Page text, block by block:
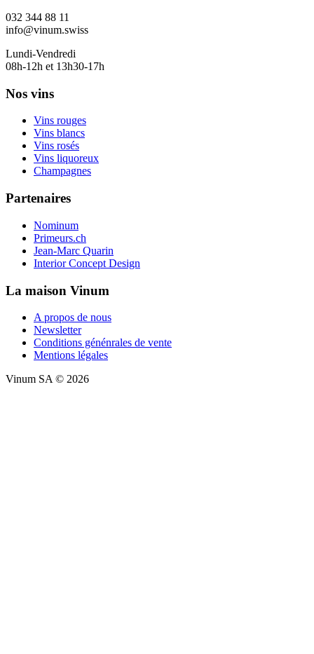
032 344 88 11
info@vinum.swiss
Lundi-Vendredi
08h-12h et 13h30-17h
Nos vins
Vins rouges
Vins blancs
Vins rosés
Vins liquoreux
Champagnes
Partenaires
Nominum
Primeurs.ch
Jean-Marc Quarin
Interior Concept Design
La maison Vinum
A propos de nous
Newsletter
Conditions génénrales de vente
Mentions légales
Vinum SA © 2026